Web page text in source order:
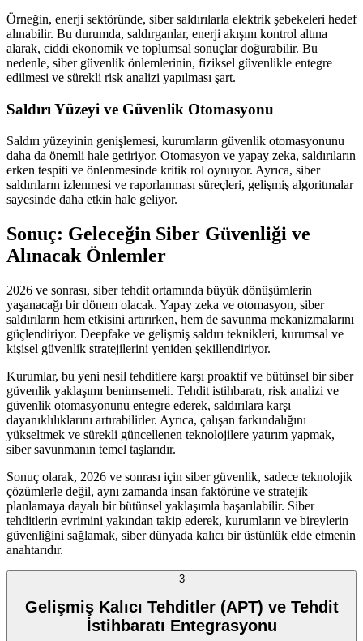
Örneğin, enerji sektöründe, siber saldırılarla elektrik şebekeleri hedef
alınabilir. Bu durumda, saldırganlar, enerji akışını kontrol altına
alarak, ciddi ekonomik ve toplumsal sonuçlar doğurabilir. Bu
nedenle, siber güvenlik önlemlerinin, fiziksel güvenlikle entegre
edilmesi ve sürekli risk analizi yapılması şart.
Saldırı Yüzeyi ve Güvenlik Otomasyonu
Saldırı yüzeyinin genişlemesi, kurumların güvenlik otomasyonunu
daha da önemli hale getiriyor. Otomasyon ve yapay zeka, saldırıların
erken tespiti ve önlenmesinde kritik rol oynuyor. Ayrıca, siber
saldırıların izlenmesi ve raporlanması süreçleri, gelişmiş algoritmalar
sayesinde daha etkin hale geliyor.
Sonuç: Geleceğin Siber Güvenliği ve
Alınacak Önlemler
2026 ve sonrası, siber tehdit ortamında büyük dönüşümlerin
yaşanacağı bir dönem olacak. Yapay zeka ve otomasyon, siber
saldırıların hem etkisini artırırken, hem de savunma mekanizmalarını
güçlendiriyor. Deepfake ve gelişmiş saldırı teknikleri, kurumsal ve
kişisel güvenlik stratejilerini yeniden şekillendiriyor.
Kurumlar, bu yeni nesil tehditlere karşı proaktif ve bütünsel bir siber
güvenlik yaklaşımı benimsemeli. Tehdit istihbaratı, risk analizi ve
güvenlik otomasyonunu entegre ederek, saldırılara karşı
dayanıklılıklarını artırabilirler. Ayrıca, çalışan farkındalığını
yükseltmek ve sürekli güncellenen teknolojilere yatırım yapmak,
siber savunmanın temel taşlarıdır.
Sonuç olarak, 2026 ve sonrası için siber güvenlik, sadece teknolojik
çözümlerle değil, aynı zamanda insan faktörüne ve stratejik
planlamaya dayalı bir bütünsel yaklaşımla başarılabilir. Siber
tehditlerin evrimini yakından takip ederek, kurumların ve bireylerin
güvenliğini sağlamak, siber dünyada kalıcı bir üstünlük elde etmenin
anahtarıdır.
3
Gelişmiş Kalıcı Tehditler (APT) ve Tehdit
İstihbaratı Entegrasyonu